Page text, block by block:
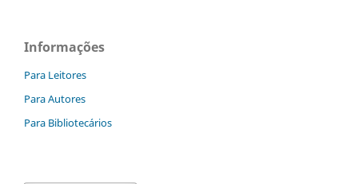
Informações
Para Leitores
Para Autores
Para Bibliotecários